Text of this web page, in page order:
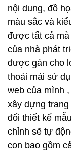
nội dung, đồ
màu sắc và
được tất cả
của nhà phát
được gán cho
thoải mái sử
web của mình
xây dựng
đổi thiết kế
chỉnh sẽ tự
con bao gồm